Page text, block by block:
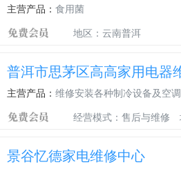
主营产品： 食用菌
地区：云南普洱
普洱市思茅区高高家用电器
主营产品： 维修安装各种制冷设备及空
经营模式：售后与维修
景谷忆德家电维修中心